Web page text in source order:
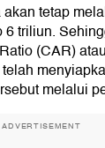
tetap
triliun.
(CAR)
melalui
ADVERTISEMENT